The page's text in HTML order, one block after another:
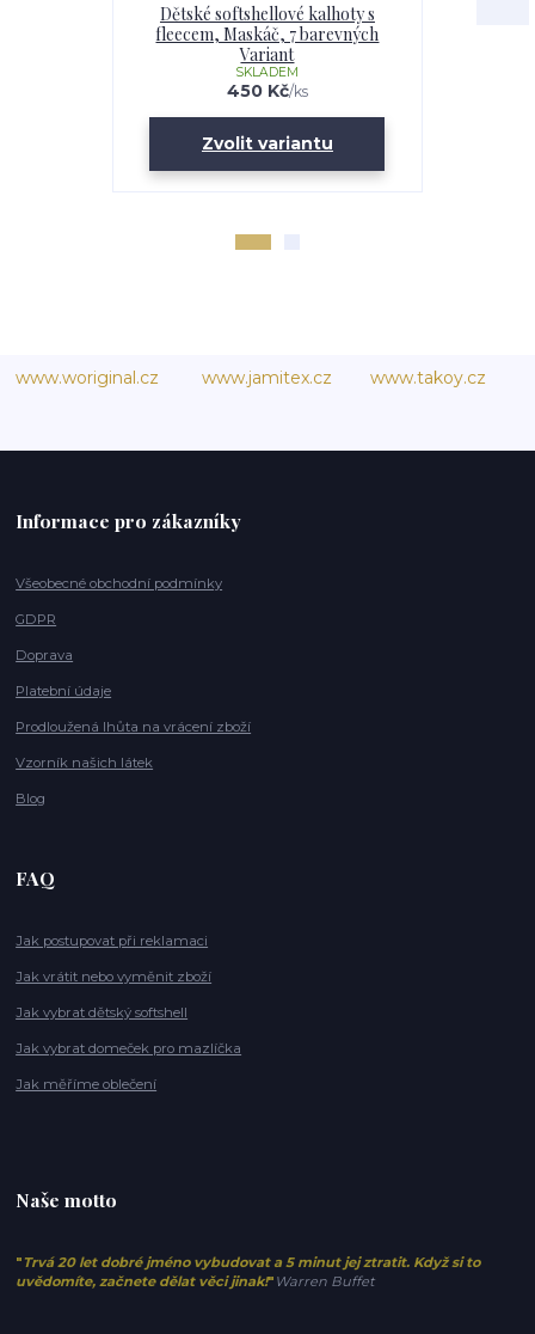
Dětské softshellové kalhoty s
fleecem, Maskáč, 7 barevných
Variant
450 Kč/ks
SKLADEM
Zvolit variantu
www.woriginal.cz www.jamitex.cz www.takoy.cz
Informace pro zákazníky
Všeobecné obchodní podmínky
GDPR
Doprava
Platební údaje
Prodloužená lhůta na vrácení zboží
Vzorník našich látek
Blog
FAQ
Jak postupovat při reklamaci
Jak vrátit nebo vyměnit zboží
Jak vybrat dětský softshell
Jak vybrat domeček pro mazlíčka
Jak měříme oblečení
Naše motto
" Trvá 20 let dobré jméno vybudovat a 5 minut jej ztratit. Když si to
uvědomíte, začnete dělat věci jinak!" Warren Buffet